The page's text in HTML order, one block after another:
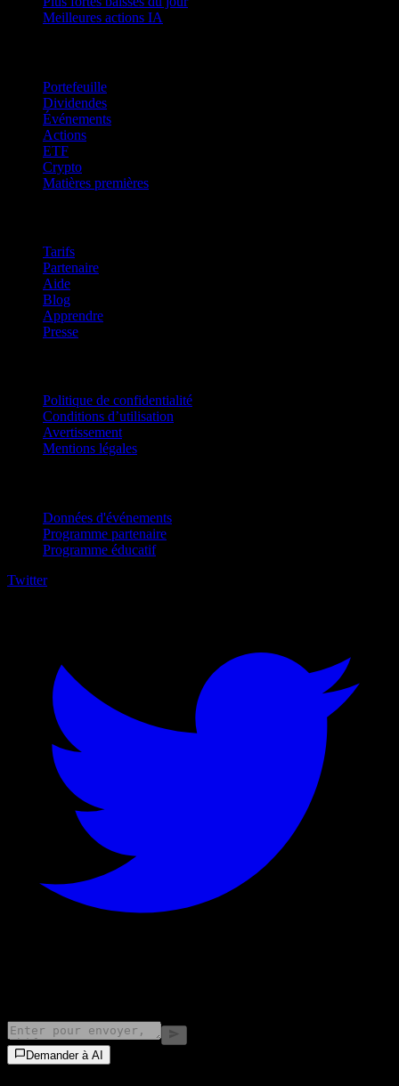
Meilleures actions IA
Portefeuille
Dividendes
Événements
Actions
ETF
Crypto
Matières premières
Tarifs
Partenaire
Aide
Blog
Apprendre
Presse
Politique de confidentialité
Conditions d’utilisation
Avertissement
Mentions légales
Données d'événements
Programme partenaire
Programme éducatif
Twitter
Demander à AI